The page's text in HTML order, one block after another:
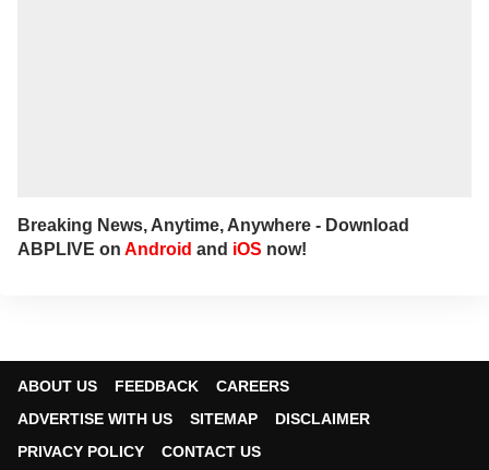
Breaking News, Anytime, Anywhere - Download
ABPLIVE on Android and iOS now!
ABOUT US FEEDBACK
CAREERS
ADVERTISE WITH US
SITEMAP
DISCLAIMER
PRIVACY POLICY
CONTACT US